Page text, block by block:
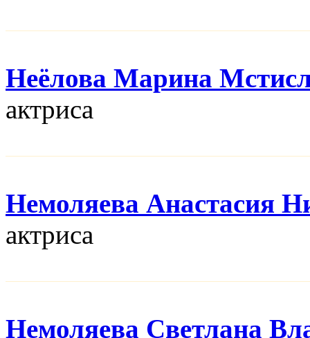
Неёлова Марина
актриса
Немоляева Анастасия
актриса
Немоляева Светлана